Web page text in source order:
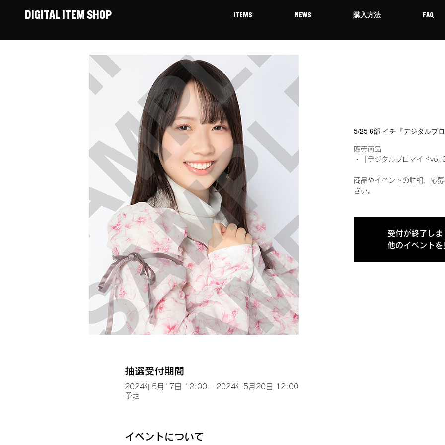
DIGITAL ITEM SHOP ITEMS NEWS 購入方法 FAQ
5/25 6部 イチ『デジタルブ
販売商品
・『デジタルブロマイド
商品やイベントの詳細、応
さい。
受付が終了しま
他のイベントを
抽選受付期間
2024年5月17日 12:00 – 2024年5月20日 12:00
予定
イベントについて